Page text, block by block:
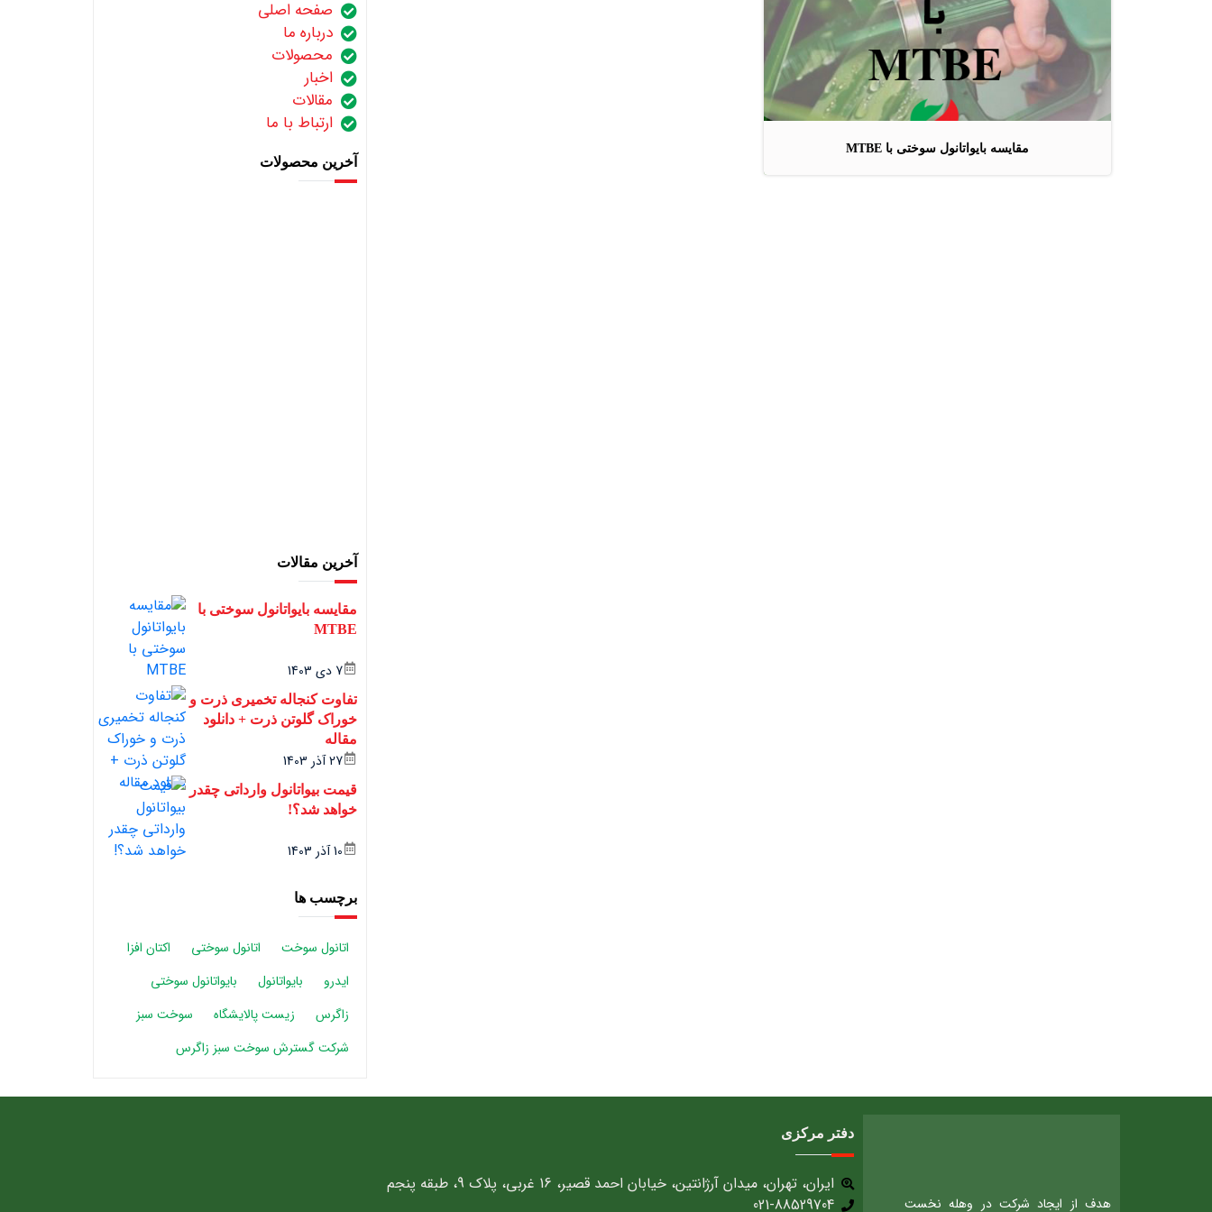
مقایسه بایواتانول سوختی با MTBE
صفحه اصلی
درباره ما
محصولات
اخبار
مقالات
ارتباط با ما
آخرین محصولات
آخرین مقالات
مقایسه بایواتانول سوختی با
MTBE
7 دی 1403
تفاوت کنجاله تخمیری ذرت و
خوراک گلوتن ذرت + دانلود
مقاله
27 آذر 1403
قیمت بیواتانول وارداتی چقدر
خواهد شد؟!
10 آذر 1403
برچسب ها
اتانول سوخت اتانول سوختی
اکتان افزا
ایدرو
بایواتانول
بایواتانول سوختی
زاگرس
زیست پالایشگاه
سوخت سبز
شرکت گسترش سوخت سبز زاگرس
هدف از ایجاد شرکت در وهله نخست
دفتر مرکزی
ایران، تهران، میدان آرژانتین، خیابان احمد قصیر، 16 غربی، پلاک 9، طبقه پنجم
021-88529704